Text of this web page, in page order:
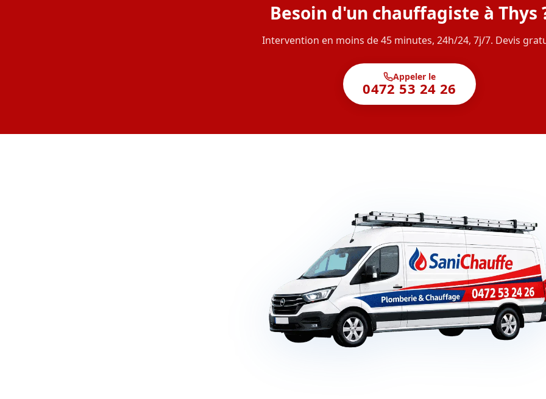
Besoin d'un chauffagiste à Thys
Intervention en moins de 45 minutes, 24h/24, 7j/7. Devis
Appeler le
0472 53 24 26